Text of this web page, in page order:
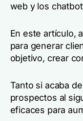
web y los
En este artículo,
para generar
objetivo, crear
Tanto si acaba
prospectos al
eficaces para